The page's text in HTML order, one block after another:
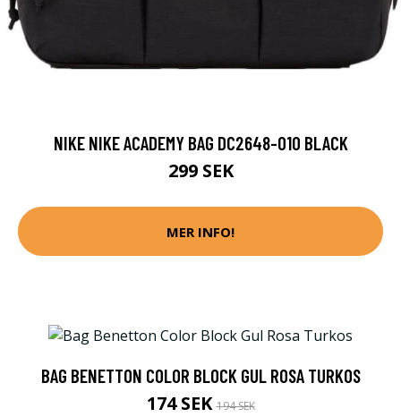
NIKE NIKE ACADEMY BAG DC2648-010 BLACK
299 SEK
MER INFO!
BAG BENETTON COLOR BLOCK GUL ROSA TURKOS
174 SEK194 SEK